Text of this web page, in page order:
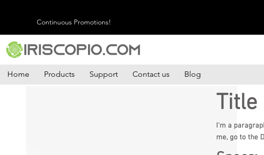
Continuous Promotions!
Home Products Support Contact us Blog
Title
I'm a
me, go to the